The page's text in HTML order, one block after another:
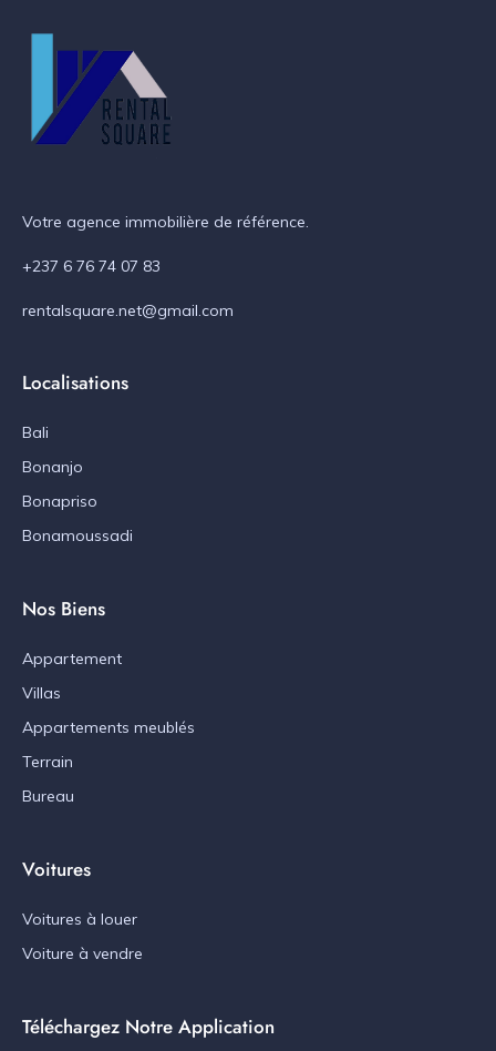
Votre agence immobilière de référence.
+237 6 76 74 07 83
rentalsquare.net@gmail.com
Localisations
Bali
Bonanjo
Bonapriso
Bonamoussadi
Nos Biens
Appartement
Villas
Appartements meublés
Terrain
Bureau
Voitures
Voitures à louer
Voiture à vendre
Téléchargez Notre Application